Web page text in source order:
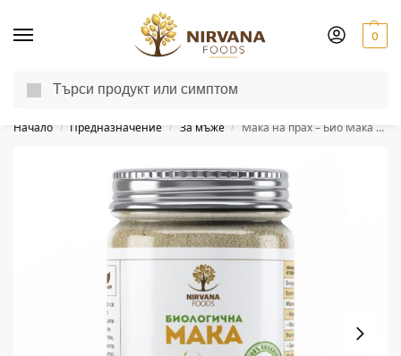
0
Доставка до другия ден за поръчки пон-пет до 13:00 ч.
Начало / Предназначение / За мъже / Мака на прах – Био Мака от Перу – 175 г